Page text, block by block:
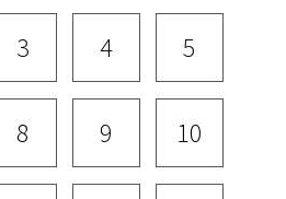
3 4 5
8 9 10